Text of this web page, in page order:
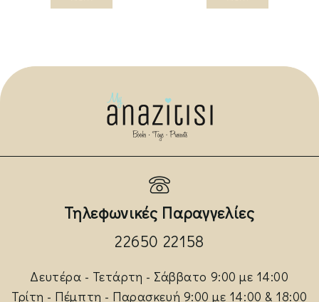
Τηλεφωνικές Παραγγελίες
22650 22158
Δευτέρα - Τετάρτη - Σάββατο 9:00 με 14:00
Τρίτη - Πέμπτη - Παρασκευή 9:00 με 14:00 & 18:00